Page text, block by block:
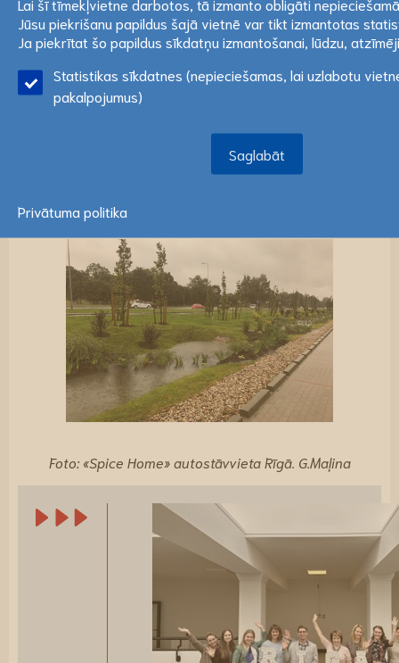
Lai šī tīmekļvietne darbotos, tā izmanto obligāti
Jūsu piekrišanu papildus šajā vietnē var tikt izmantotas
Ja piekrītat šo papildus sīkdatņu izmantošanai, lūdzu,
Lasīt vairāk
attīstāmo teritoriju pievilcīgāku iedzīvotājiem.
Foto: «Spice Home» autostāvvieta Rīgā​. G.Maļina
Jūsu piekrišanu papildus šajā vietnē var tikt izmantotas
Ja piekrītat šo papildus sīkdatņu izmantošanai, lūdzu,
Statistikas sīkdatnes (nepieciešamas, lai uzlabotu
pakalpojumus)
Saglabāt
Privātuma politika